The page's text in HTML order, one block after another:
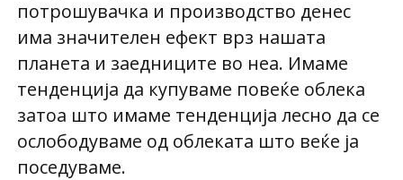
потрошувачка и производство денес
има значителен ефект врз нашата
планета и заедниците во неа. Имаме
тенденција да купуваме повеќе облека
затоа што имаме тенденција лесно да се
ослободуваме од облеката што веќе ја
поседуваме.